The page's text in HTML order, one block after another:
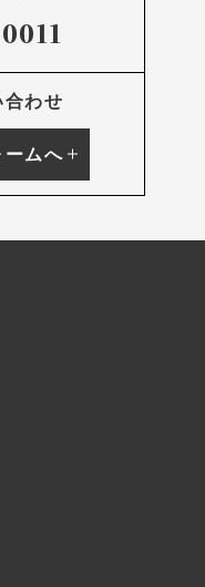
合わせ
ームへ